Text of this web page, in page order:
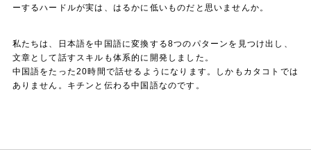
ーするハードルが実は、はるかに低いものだと思いませんか。
私たちは、日本語を中国語に変換する8つのパターンを見つけ出し、
文章として話すスキルも体系的に開発しました。
中国語をたった20時間で話せるようになります。しかもカタコトでは
ありません。キチンと伝わる中国語なのです。